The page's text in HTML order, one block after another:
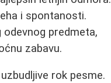
i spontanosti.
predmeta,
zabavu.
rok pesme.